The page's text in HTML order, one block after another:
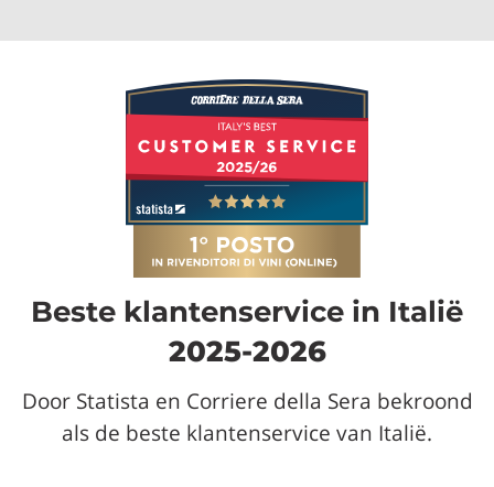
Beste klantenservice in Italië
2025-2026
Door Statista en Corriere della Sera bekroond
als de beste klantenservice van Italië.